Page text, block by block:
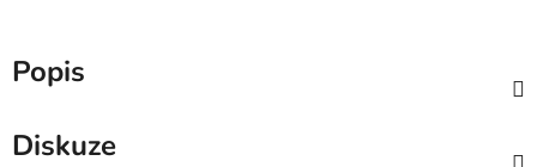
Popis
Diskuze